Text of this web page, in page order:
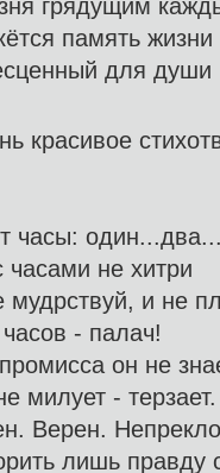
грядущим
память
для
красивое
часы:
с часами
мудрствуй,
часов -
он
милует -
Верен.
лишь